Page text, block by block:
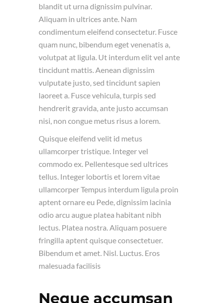
blandit ut urna dignissim pulvinar.
Aliquam in ultrices ante. Nam
condimentum eleifend consectetur. Fusce
quam nunc, bibendum eget venenatis a,
volutpat at ligula. Ut interdum elit vel ante
tincidunt mattis. Aenean dignissim
vulputate justo, sed tincidunt sapien
laoreet a. Fusce vehicula, turpis sed
hendrerit gravida, ante justo accumsan
nisi, non congue metus risus a lorem.
Quisque eleifend velit id metus
ullamcorper tristique. Integer vel
commodo ex. Pellentesque sed ultrices
tellus. Integer lobortis et lorem vitae
ullamcorper Tempus interdum ligula proin
aptent ornare eu Pede, dignissim lacinia
odio arcu augue platea habitant nibh
lectus. Platea nostra. Aliquam posuere
fringilla aptent quisque consectetuer.
Bibendum et amet. Nisl. Luctus. Eros
malesuada facilisis
Neque accumsan